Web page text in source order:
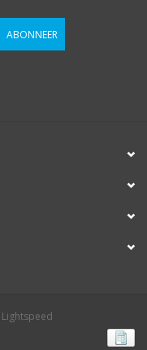
ABONNEER
Lightspeed